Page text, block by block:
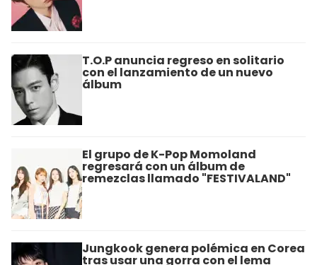
T.O.P anuncia regreso en solitario
con el lanzamiento de un nuevo
álbum
El grupo de K-Pop Momoland
regresará con un álbum de
remezclas llamado "FESTIVALAND"
Jungkook genera polémica en Corea
tras usar una gorra con el lema